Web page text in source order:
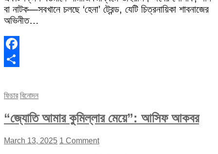
বা নাটক—সবখানে চলছে ‘হেনা’ ট্রেন্ড, যেটি চিত্রনায়িকা শাবনাজের
অভিনীত…
Facebook
ফিচার বিনোদন
“জ্যোতি আমার কুমিল্লার মেয়ে”: আসিফ আকবর
March 13, 2025 1 Comment